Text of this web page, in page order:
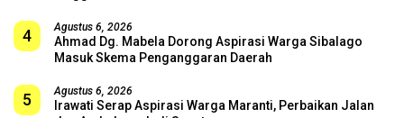
4 Agustus 6, 2026
Ahmad Dg. Mabela Dorong Aspirasi Warga Sibalago
Masuk Skema Penganggaran Daerah
5 Agustus 6, 2026
Irawati Serap Aspirasi Warga Maranti, Perbaikan Jalan